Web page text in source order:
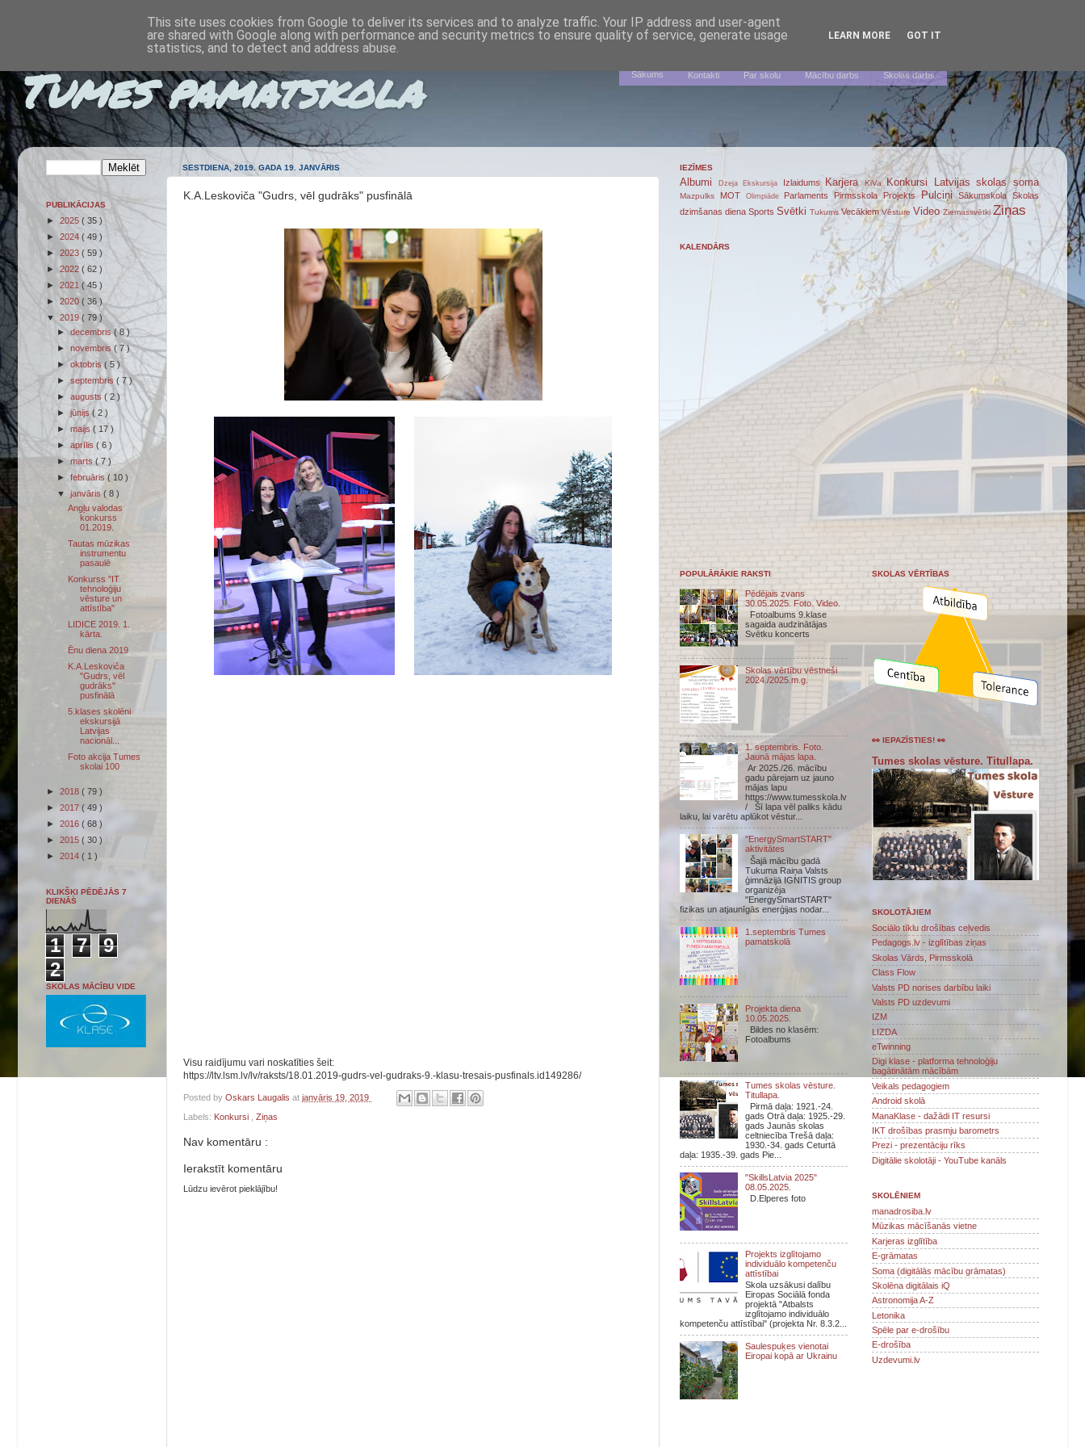
Tumes pamatskola Sākums Kontakti Par skolu Mācību darbs Skolas darbs
SESTDIENA, 2019. GADA 19. JANVĀRIS
K.A.Leskoviča "Gudrs, vēl gudrāks" pusfinālā
Visu raidījumu vari noskatīties šeit:
https://ltv.lsm.lv/lv/raksts/18.01.2019-gudrs-vel-gudraks-9.-klasu-tresais-pusfinals.id149286/
Posted by Oskars Laugalis at janvāris 19, 2019
Labels: Konkursi Ziņas
Nav komentāru :
Ierakstīt komentāru
Lūdzu ievērot pieklājību!
PUBLIKĀCIJAS
► 2025 ( 35 )
► 2024 ( 49 )
► 2023 ( 59 )
►2022 ( 62 )
► 2021 ( 45 )
► 2020 ( 36 )
▼ 2019 ( 79 )
►decembris( 8 )
► novembris ( 7 )
►oktobris( 5 )
► septembris ( 7 )
► augusts ( 2 )
► jūnijs( 2 )
► maijs ( 17 )
► aprīlis ( 6 )
►marts ( 7 )
► februāris ( 10 )
▼ janvāris ( 8 )
Angļu valodas
konkurss
01.2019.
Tautas mūzikas
instrumentu
pasaulē
Konkurss "IT
tehnoloģiju
vēsture un
attīstība"
LIDICE 2019. 1.
kārta.
Ēnu diena 2019
K.A.Leskoviča
"Gudrs, vēl
gudrāks"
pusfinālā
5.klases skolēni
ekskursijā
Latvijas
nacionāl...
Foto akcija Tumes
skolai 100
► 2018 ( 79 )
► 2017 ( 49 )
► 2016 ( 68 )
► 2015 ( 30 )
► 2014 ( 1 )
KLIKŠĶI PĒDĒJĀS 7
DIENĀS
1 7
9
2
SKOLAS MĀCĪBU VIDE
IEZĪMES
Albumi Dzeja Ekskursija Izlaidums KarjeraKiVaKonkursi Latvijas skolas soma
Mazpulks MOT Olimpiāde ParlamentsPirmsskola Projekts PulciņiSākumskola Skolas
dzimšanas diena Sports Svētki TukumsVecākiemVēsture VideoZiemassvētki Ziņas
KALENDĀRS
POPULĀRĀKIE RAKSTI
Pēdējais zvans
30.05.2025. Foto. Video.
Fotoalbums 9.klase
sagaida audzinātājas
Svētku koncerts
Skolas vērtību vēstneši
2024./2025.m.g.
1. septembris. Foto.
Jaunā mājas lapa.
Ar 2025./26. mācību
gadu pārejam uz jauno
mājas lapu
https://www.tumesskola.lv
/ Šī lapa vēl paliks kādu
laiku, lai varētu aplūkot vēstur...
"EnergySmartSTART"
aktivitātes
Šajā mācību gadā
Tukuma Raiņa Valsts
ģimnāzijā IGNITIS group
organizēja
"EnergySmartSTART"
fizikas un atjaunīgās enerģijas nodar...
1.septembris Tumes
pamatskolā
Projekta diena
10.05.2025.
Bildes no klasēm:
Fotoalbums
Tumes skolas vēsture.
Titullapa.
Pirmā daļa: 1921.-24.
gads Otrā daļa: 1925.-29.
gads Jaunās skolas
celtniecība Trešā daļa:
1930.-34. gads Ceturtā
daļa: 1935.-39. gads Pie...
"SkillsLatvia 2025"
08.05.2025.
D.Elperes foto
Projekts izglītojamo
individuālo kompetenču
attīstībai
Skola uzsākusi dalību
Eiropas Sociālā fonda
projektā "Atbalsts
izglītojamo individuālo
kompetenču attīstībai" (projekta Nr. 8.3.2...
Saulespuķes vienotai
Eiropai kopā ar Ukrainu
SKOLAS VĒRTĪBAS
👀 IEPAZĪSTIES! 👀
Tumes skolas vēsture. Titullapa.
SKOLOTĀJIEM
Sociālo tīklu drošības ceļvedis
Pedagogs.lv - izglītības ziņas
Skolas Vārds, Pirmsskolā
Class Flow
Valsts PD norises darbību laiki
Valsts PD uzdevumi
IZM
LIZDA
eTwinning
Digi klase - platforma tehnoloģiju
bagātinātām mācībām
Veikals pedagogiem
Android skolā
ManaKlase - dažādi IT resursi
IKT drošības prasmju barometrs
Prezi - prezentāciju rīks
Digitālie skolotāji - YouTube kanāls
SKOLĒNIEM
manadrosiba.lv
Mūzikas mācīšanās vietne
Karjeras izglītība
E-grāmatas
Soma (digitālās mācību grāmatas)
Skolēna digitālais iQ
Astronomija A-Z
Letonika
Spēle par e-drošību
E-drošība
Uzdevumi.lv
This site uses cookies from Google to deliver its services and to analyze traffic. Your IP address and user-agent
are shared with Google along with performance and security metrics to ensure quality of service, generate usage
statistics, and to detect and address abuse.
LEARN MORE GOT IT